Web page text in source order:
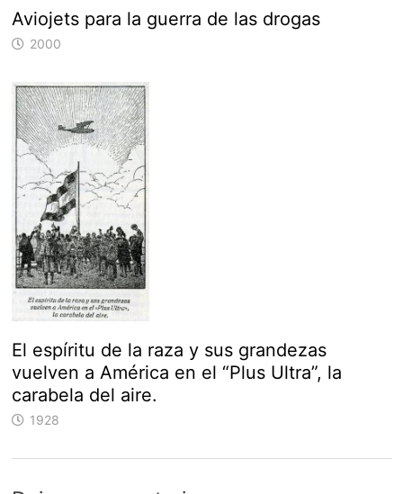
Aviojets para la guerra de las drogas
2000
El espíritu de la raza y sus grandezas
vuelven a América en el “Plus Ultra”, la
carabela del aire.
1928